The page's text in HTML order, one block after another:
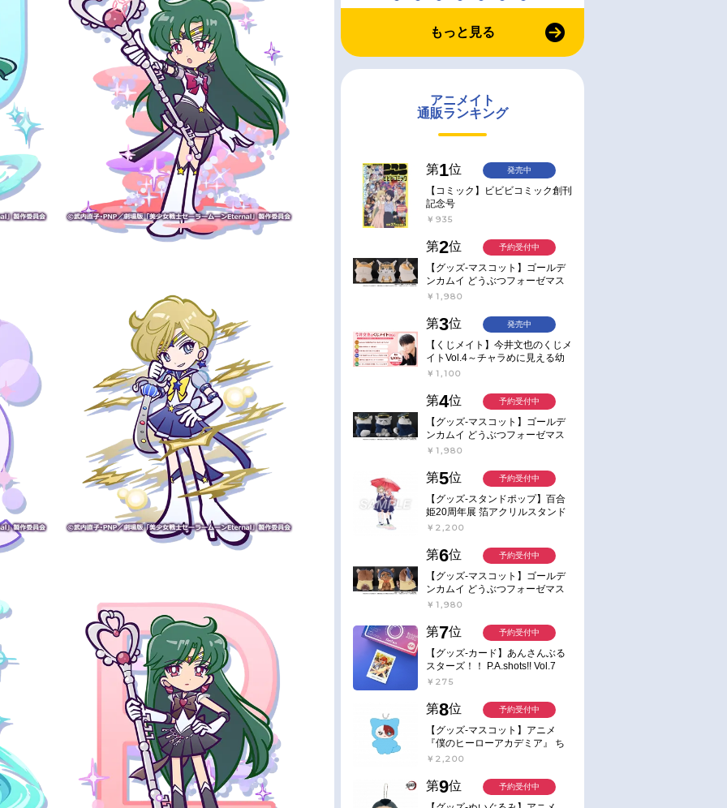
もっと見る
アニメイト
通販ランキング
第1位
【コミック】ビビビコミック創刊
記念号
￥935
発売中
第2位
【グッズ-マスコット】ゴールデ
ンカムイ どうぶつフォーゼマス
コット 4.尾形百之助【再販】
￥1,980
予約受付中
第3位
【くじメイト】今井文也のくじメ
イトVol.4～チャラめに見える幼
馴染、実は一途で独占欲が強いん
￥1,100
発売中
第4位
【グッズ-マスコット】ゴールデ
ンカムイ どうぶつフォーゼマス
コット 5.月島軍曹【再販】
￥1,980
予約受付中
第5位
【グッズ-スタンドポップ】百合
姫20周年展 箔アクリルスタンド
E：あおのなち
￥2,200
予約受付中
第6位
【グッズ-マスコット】ゴールデ
ンカムイ どうぶつフォーゼマス
コット 6.鯉登少尉【再販】
￥1,980
予約受付中
第7位
【グッズ-カード】あんさんぶる
スターズ！！ P.A.shots!! Vol.7
Action
￥275
予約受付中
第8位
【グッズ-マスコット】アニメ
『僕のヒーローアカデミア』 ち
みけもますこっと 7.轟凍焦
￥2,200
予約受付中
第9位 予約受付中